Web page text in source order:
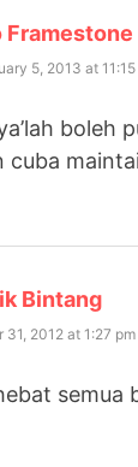
Framestone
5, 2013 at
boleh
cuba
Bintang
31, 2012 at 1:27 pm
semua